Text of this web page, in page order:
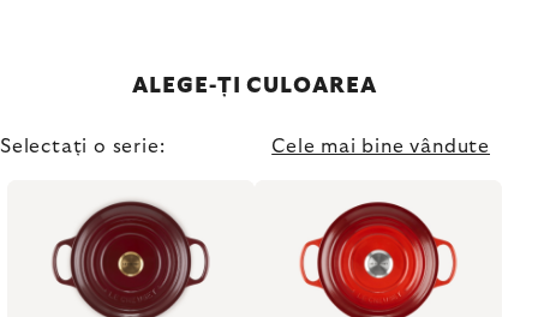
ALEGE-ȚI CULOAREA
Selectați o serie: Cele mai bine vândute